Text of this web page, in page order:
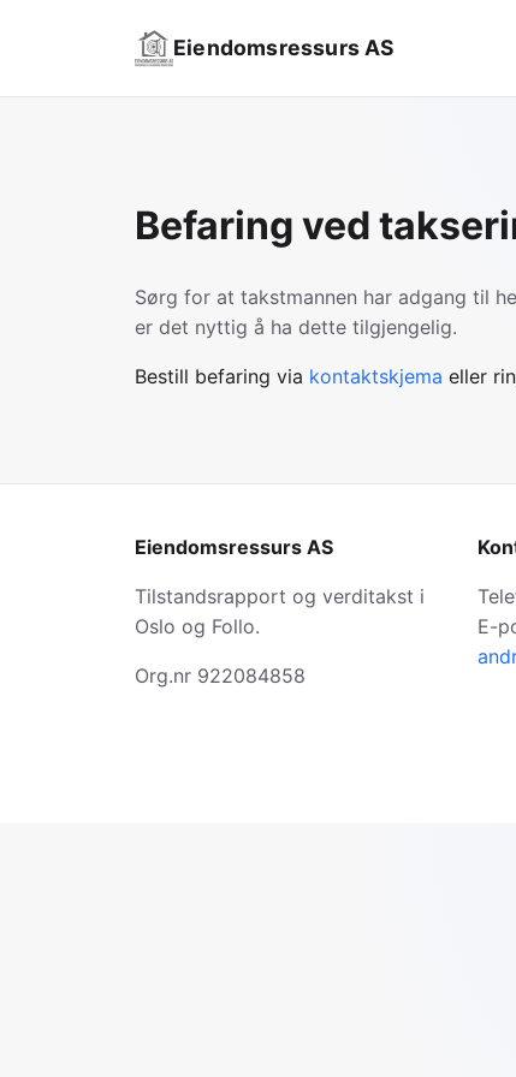
Eiendomsressurs AS
Befaring ved
Sørg for at takstmannen har adgang til
er det nyttig å ha dette tilgjengelig.
Bestill befaring via kontaktskjema eller
Eiendomsressurs AS
Tilstandsrapport og verditakst i
Oslo og Follo.
Org.nr 922084858
E-